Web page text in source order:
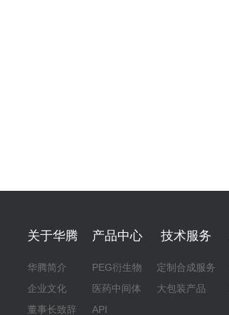
关于华腾
华腾简介
企业文化
董事长致辞
产品中心
PEG衍生物
医药中间体
API
技术服务
定制合成服务
大包装产品